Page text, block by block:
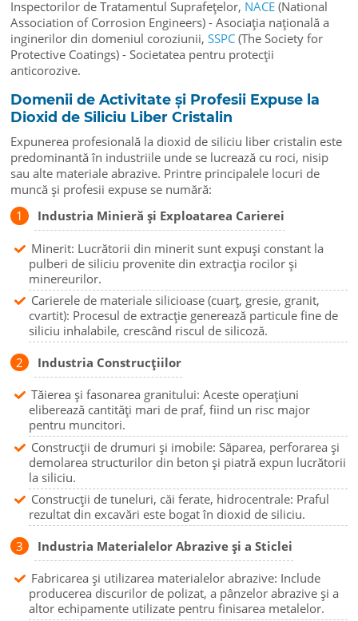
Inspectorilor de Tratamentul Suprafețelor, NACE (National
Association of Corrosion Engineers) - Asociația națională a
inginerilor din domeniul coroziunii,SSPC (The Society for
Protective Coatings) - Societatea pentru protecții
anticorozive.
Domenii de Activitate și Profesii Expuse la
Dioxid de Siliciu Liber Cristalin
Expunerea profesională la dioxid de siliciu liber cristalin este
predominantă în industriile unde se lucrează cu roci, nisip
sau alte materiale abrazive. Printre principalele locuri de
muncă și profesii expuse se numără:
Industria Minieră și Exploatarea Carierei
Minerit: Lucrătorii din minerit sunt expuși constant la
pulberi de siliciu provenite din extracția rocilor și
minereurilor.
Carierele de materiale silicioase (cuarț, gresie, granit,
cvartit): Procesul de extracție generează particule fine de
siliciu inhalabile, crescând riscul de silicoză.
Industria Construcțiilor
Tăierea și fasonarea granitului: Aceste operațiuni
eliberează cantități mari de praf, fiind un risc major
pentru muncitori.
Construcții de drumuri și imobile: Săparea, perforarea și
demolarea structurilor din beton și piatră expun lucrătorii
la siliciu.
Construcții de tuneluri, căi ferate, hidrocentrale: Praful
rezultat din excavări este bogat în dioxid de siliciu.
Industria Materialelor Abrazive și a Sticlei
Fabricarea și utilizarea materialelor abrazive: Include
producerea discurilor de polizat, a pânzelor abrazive și a
altor echipamente utilizate pentru finisarea metalelor.